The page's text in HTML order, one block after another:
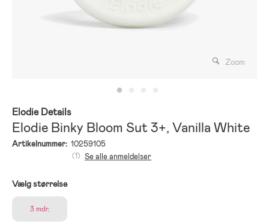
Zoom
Elodie Details
Elodie Binky Bloom Sut 3+, Vanilla White
Artikelnummer: 10259105
(1) Se alle anmeldelser
Vælg størrelse
3 mdr.